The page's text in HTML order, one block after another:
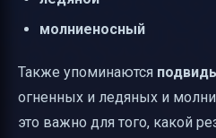
молниеносный
Также упоминаются
огненных и ледяных и
это важно для того, какой